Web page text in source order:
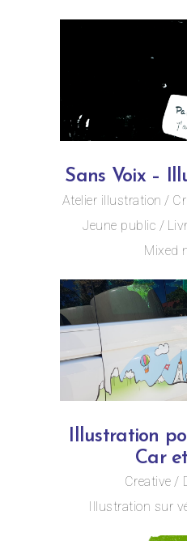
Sans Voix –
Atelier illustration
Jeune public
Mixed
Illustration
Car
Creative
Illustration sur